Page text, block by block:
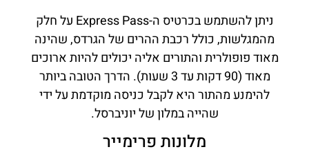
ניתן להשתמש בכרטיס ה-Express Pass על חלק
מהמגלשות, כולל רכבת ההרים של הגרדס, שהינה
מאוד פופולרית והתורים אליה יכולים להיות ארוכים
מאוד (90 דקות עד 3 שעות). הדרך הטובה ביותר
להימנע מהתור היא לקבל כניסה מוקדמת על ידי
שהייה במלון של יוניברסל.
מלונות פרימייר